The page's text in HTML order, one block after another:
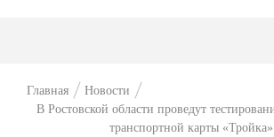
НОВОСТИ
Главная
Новости
В Ростовской области проведут
транспортной карты «Тройка»